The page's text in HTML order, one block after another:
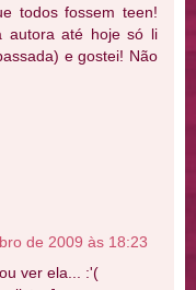
todos fossem teen!
autora até hoje só li
e gostei! Não
de 2009 às 18:23
ver ela... :'(